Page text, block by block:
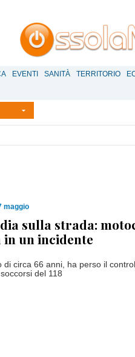
EVENTI SANITÀ TERRITORIO
maggio
sulla strada:
un incidente
di circa 66 anni, ha perso il
del 118